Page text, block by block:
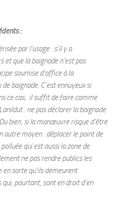
:
par l’usage : s’il y a
et que la baignade n’est pas
soumise d’office à la
baignade. C’est ennuyeux si
ce cas, il suffit de faire comme
: ne pas déclarer la baignade
bien, si la manœuvre risque d’être
autre moyen : déplacer le point de
qui est aussi la zone de
ne pas rendre publics les
en sorte qu’ils demeurent
qui, pourtant, sont en droit d’en